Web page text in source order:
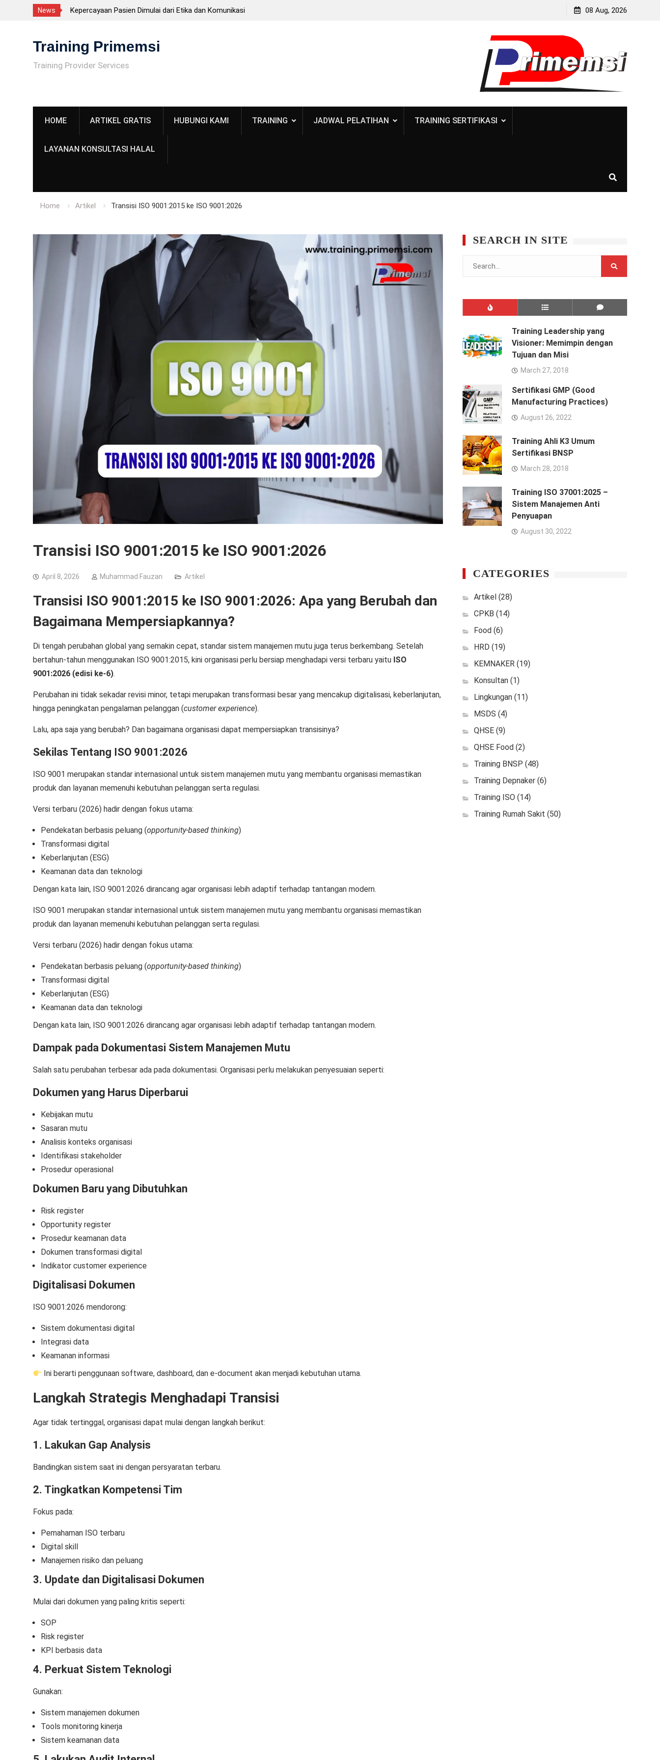
News
Kepercayaan Pasien Dimulai dari Etika dan Komunikasi
Sertifikasi BNSP, tetapi Persyaratan Penting BPOM
Fasilitas CPKB: Persyaratan Bangunan Sesuai Standar
08 Aug, 2026
Training Primemsi
Training Provider Services
HOME ARTIKEL GRATIS HUBUNGI KAMI TRAINING JADWAL PELATIHAN TRAINING SERTIFIKASI
LAYANAN KONSULTASI HALAL
Home Artikel Transisi ISO 9001:2015 ke ISO 9001:2026
Transisi ISO 9001:2015 ke ISO 9001:2026
April 8, 2026 Muhammad Fauzan Artikel
Transisi ISO 9001:2015 ke ISO 9001:2026: Apa yang Berubah dan
Bagaimana Mempersiapkannya?
Di tengah perubahan global yang semakin cepat, standar sistem manajemen mutu juga terus berkembang. Setelah
bertahun-tahun menggunakan ISO 9001:2015, kini organisasi perlu bersiap menghadapi versi terbaru yaitu ISO
9001:2026 (edisi ke-6).
Perubahan ini tidak sekadar revisi minor, tetapi merupakan transformasi besar yang mencakup digitalisasi, keberlanjutan,
hingga peningkatan pengalaman pelanggan (customer experience).
Lalu, apa saja yang berubah? Dan bagaimana organisasi dapat mempersiapkan transisinya?
Sekilas Tentang ISO 9001:2026
ISO 9001 merupakan standar internasional untuk sistem manajemen mutu yang membantu organisasi memastikan
produk dan layanan memenuhi kebutuhan pelanggan serta regulasi.
Versi terbaru (2026) hadir dengan fokus utama:
Pendekatan berbasis peluang (opportunity-based thinking)
Transformasi digital
Keberlanjutan (ESG)
Keamanan data dan teknologi
Dengan kata lain, ISO 9001:2026 dirancang agar organisasi lebih adaptif terhadap tantangan modern.
ISO 9001 merupakan standar internasional untuk sistem manajemen mutu yang membantu organisasi memastikan
produk dan layanan memenuhi kebutuhan pelanggan serta regulasi.
Versi terbaru (2026) hadir dengan fokus utama:
Pendekatan berbasis peluang (opportunity-based thinking)
Transformasi digital
Keberlanjutan (ESG)
Keamanan data dan teknologi
Dengan kata lain, ISO 9001:2026 dirancang agar organisasi lebih adaptif terhadap tantangan modern.
Dampak pada Dokumentasi Sistem Manajemen Mutu
Salah satu perubahan terbesar ada pada dokumentasi. Organisasi perlu melakukan penyesuaian seperti:
Dokumen yang Harus Diperbarui
Kebijakan mutu
Sasaran mutu
Analisis konteks organisasi
Identifikasi stakeholder
Prosedur operasional
Dokumen Baru yang Dibutuhkan
Risk register
Opportunity register
Prosedur keamanan data
Dokumen transformasi digital
Indikator customer experience
Digitalisasi Dokumen
ISO 9001:2026 mendorong:
Sistem dokumentasi digital
Integrasi data
Keamanan informasi
Ini berarti penggunaan software, dashboard, dan e-document akan menjadi kebutuhan utama.
Langkah Strategis Menghadapi Transisi
Agar tidak tertinggal, organisasi dapat mulai dengan langkah berikut:
1. Lakukan Gap Analysis
Bandingkan sistem saat ini dengan persyaratan terbaru.
2. Tingkatkan Kompetensi Tim
Fokus pada:
Pemahaman ISO terbaru
Digital skill
Manajemen risiko dan peluang
3. Update dan Digitalisasi Dokumen
Mulai dari dokumen yang paling kritis seperti:
SOP
Risk register
KPI berbasis data
4. Perkuat Sistem Teknologi
Gunakan:
Sistem manajemen dokumen
Tools monitoring kinerja
Sistem keamanan data
SEARCH IN SITE
Search
Training Leadership yang
Visioner: Memimpin dengan
Tujuan dan Misi
March 27, 2018
Sertifikasi GMP (Good
Manufacturing Practices)
August 26, 2022
Training Ahli K3 Umum
Sertifikasi BNSP
March 28, 2018
Training ISO 37001:2025 –
Sistem Manajemen Anti
Penyuapan
August 30, 2022
CATEGORIES
Artikel (28)
CPKB (14)
Food (6)
HRD (19)
KEMNAKER (19)
Konsultan (1)
Lingkungan (11)
MSDS (4)
QHSE (9)
QHSE Food (2)
Training BNSP (48)
Training Depnaker (6)
Training ISO (14)
Training Rumah Sakit (50)